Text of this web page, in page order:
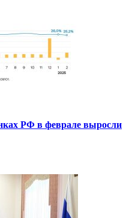
РФ в феврале выросли